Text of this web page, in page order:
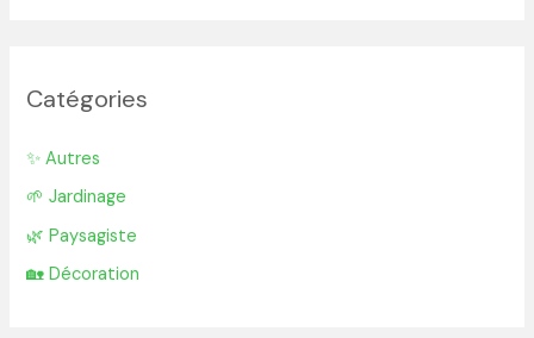
Catégories
✨ Autres
🌱 Jardinage
🌿 Paysagiste
🏡 Décoration